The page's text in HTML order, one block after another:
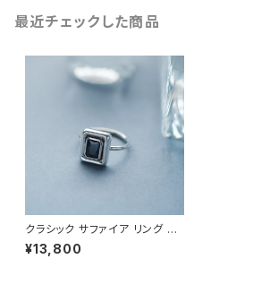
最近チェックした商品
クラシック サファイア リング シ
ルバー925
¥13,800